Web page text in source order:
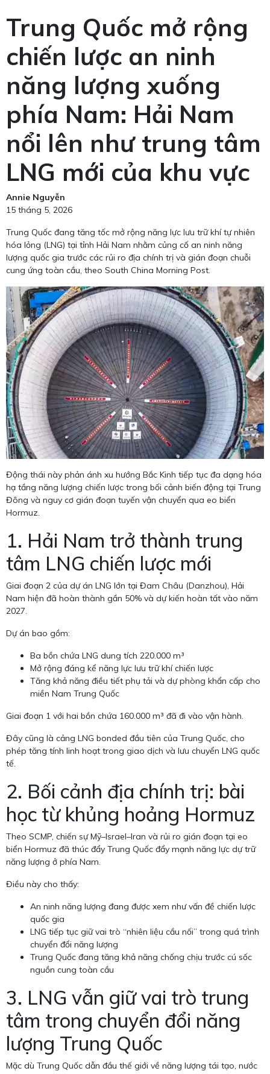
Trung Quốc mở rộng
chiến lược an ninh
năng lượng xuống
phía Nam: Hải Nam
nổi lên như trung tâm
LNG mới của khu vực
Annie Nguyễn
15 tháng 5, 2026
Trung Quốc đang tăng tốc mở rộng năng lực lưu trữ khí tự nhiên
hóa lỏng (LNG) tại tỉnh Hải Nam nhằm củng cố an ninh năng
lượng quốc gia trước các rủi ro địa chính trị và gián đoạn chuỗi
cung ứng toàn cầu, theo South China Morning Post.
Động thái này phản ánh xu hướng Bắc Kinh tiếp tục đa dạng hóa
hạ tầng năng lượng chiến lược trong bối cảnh biến động tại Trung
Đông và nguy cơ gián đoạn tuyến vận chuyển qua eo biển
Hormuz.
1. Hải Nam trở thành trung
tâm LNG chiến lược mới
Giai đoạn 2 của dự án LNG lớn tại Đam Châu (Danzhou), Hải
Nam hiện đã hoàn thành gần 50% và dự kiến hoàn tất vào năm
2027.
Dự án bao gồm:
Ba bồn chứa LNG dung tích 220.000 m³
Mở rộng đáng kể năng lực lưu trữ khí chiến lược
Tăng khả năng điều tiết phụ tải và dự phòng khẩn cấp cho
miền Nam Trung Quốc
Giai đoạn 1 với hai bồn chứa 160.000 m³ đã đi vào vận hành.
Đây cũng là cảng LNG bonded đầu tiên của Trung Quốc, cho
phép tăng tính linh hoạt trong giao dịch và lưu chuyển LNG quốc
tế.
2. Bối cảnh địa chính trị: bài
học từ khủng hoảng Hormuz
Theo SCMP, chiến sự Mỹ–Israel–Iran và rủi ro gián đoạn tại eo
biển Hormuz đã thúc đẩy Trung Quốc đẩy mạnh năng lực dự trữ
năng lượng ở phía Nam.
Điều này cho thấy:
An ninh năng lượng đang được xem như vấn đề chiến lược
quốc gia
LNG tiếp tục giữ vai trò “nhiên liệu cầu nối” trong quá trình
chuyển đổi năng lượng
Trung Quốc đang tăng khả năng chống chịu trước cú sốc
nguồn cung toàn cầu
3. LNG vẫn giữ vai trò trung
tâm trong chuyển đổi năng
lượng Trung Quốc
Mặc dù Trung Quốc dẫn đầu thế giới về năng lượng tái tạo, nước